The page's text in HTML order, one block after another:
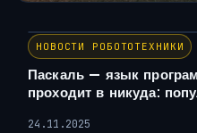
НОВОСТИ РОБОТОТЕХНИКИ
Паскаль — язык
проходит в никуда:
24.11.2025